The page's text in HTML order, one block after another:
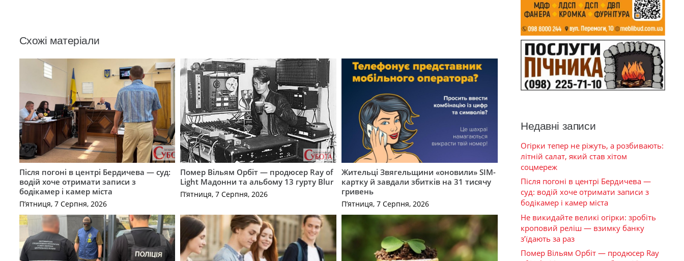
Схожі матеріали
Після погоні в центрі Бердичева — суд:
водій хоче отримати записи з
бодікамер і камер міста
П’ятниця, 7 Серпня, 2026
Помер Вільям Орбіт — продюсер Ray of
Light Мадонни та альбому 13 гурту Blur
П’ятниця, 7 Серпня, 2026
Жительці Звягельщини «оновили» SIM-
картку й завдали збитків на 31 тисячу
гривень
П’ятниця, 7 Серпня, 2026
Недавні записи
Огірки тепер не ріжуть, а розбивають:
літній салат, який став хітом
соцмереж
Після погоні в центрі Бердичева —
суд: водій хоче отримати записи з
бодікамер і камер міста
Не викидайте великі огірки: зробіть
кроповий реліш — взимку банку
з’їдають за раз
Помер Вільям Орбіт — продюсер Ray